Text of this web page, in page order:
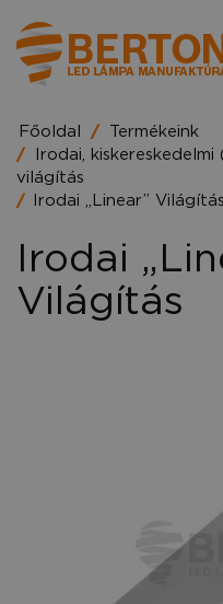
Főoldal
Termékeink
Irodai,
világítás
Irodai „Linear” Világítás
Irodai
Világítás